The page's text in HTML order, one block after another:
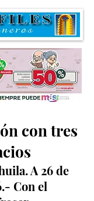
Canal 28
con tres
A 26 de
Con el